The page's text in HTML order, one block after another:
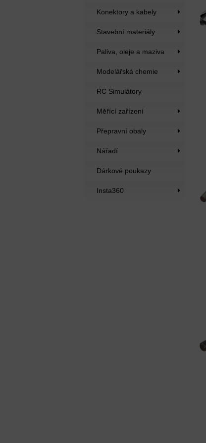
Konektory a kabely
Stavební materiály
Paliva, oleje a maziva
Modelářská chemie
RC Simulátory
Měřící zařízení
Přepravní obaly
Nářadí
Dárkové poukazy
Insta360